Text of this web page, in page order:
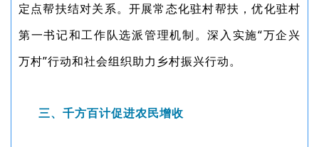
定点帮扶结对关系。开展常态化驻村帮扶，优化驻村
第一书记和工作队选派管理机制。深入实施“万企兴
万村”行动和社会组织助力乡村振兴行动。
三、千方百计促进农民增收